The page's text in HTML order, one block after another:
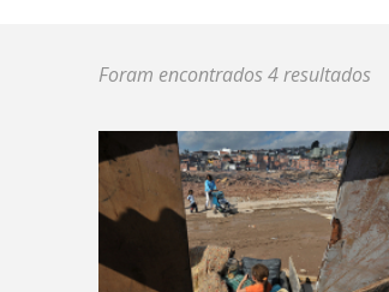
Foram encontrados 4 resultados